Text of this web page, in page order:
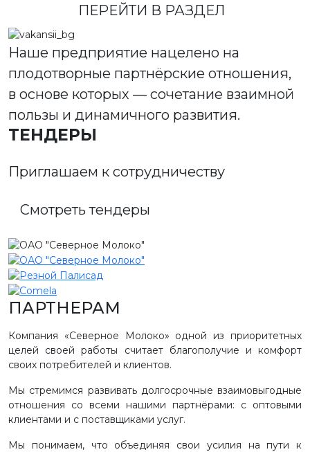
ПЕРЕЙТИ В РАЗДЕЛ
Наше предприятие нацелено на
плодотворные партнёрские отношения,
в основе которых — сочетание взаимной
пользы и динамичного развития.
ТЕНДЕРЫ
Приглашаем к сотрудничеству
Смотреть тендеры
ПАРТНЕРАМ
Компания «Северное Молоко» одной из приоритетных
целей своей работы считает благополучие и комфорт
своих потребителей и клиентов.
Мы стремимся развивать долгосрочные взаимовыгодные
отношения со всеми нашими партнёрами: с оптовыми
клиентами и с поставщиками услуг.
Мы понимаем, что объединяя свои усилия на пути к